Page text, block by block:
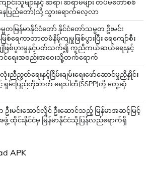
ျောင်းသူများနှင့် ဆရာ၊ ဆရာမများ တပ်မတော်စစ်
ေပြည်တော်)သို့ သွားရောက်လေ့လာ
တမြန်မာနိုင်ငံတော် နိုင်ငံတော်သမ္မတ ဦးမင်း
စ်ရေကာတာတမံနိမ့်ကျမှုဖြစ်ပွားပြီး ရေကျော်စီး
ျှံဖြစ်ပွားမှုနှင့်ပတ်သက်၍ ကူညီကယ်ဆယ်ရေးနှင့်
င်ရေးအစည်းအဝေးသို့တက်ရောက်
းညီညွတ်ရေးနှင့်ငြိမ်းချမ်းရေးဖော်ဆောင်မှုညှိနှိုင်း
ရှမ်းပြည်တိုးတက် ရေးပါတီ(SSPP)တို့ တွေ့ဆုံ
ဦးမင်းအောင်လှိုင် ဦးဆောင်သည့် မြန်မာအဆင့်မြင့်
င်းနိုင်ငံမှ မြန်မာနိုင်ငံသို့ပြန်လည်ရောက်ရှိ
APK